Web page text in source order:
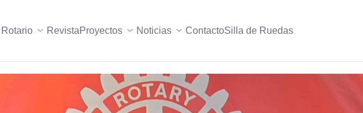
RevistaProyectos Noticias ContactoSilla de Ruedas